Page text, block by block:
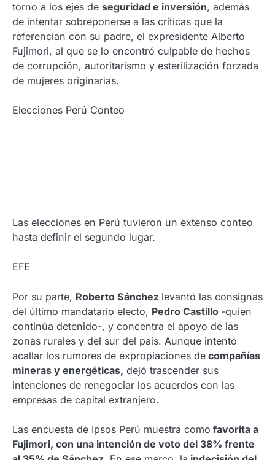
torno a los ejes de seguridad e inversión, además
de intentar sobreponerse a las críticas que la
referencian con su padre, el expresidente Alberto
Fujimori, al que se lo encontró culpable de hechos
de corrupción, autoritarismo y esterilización forzada
de mujeres originarias.
Elecciones Perú Conteo
Las elecciones en Perú tuvieron un extenso conteo
hasta definir el segundo lugar.
EFE
Por su parte, Roberto Sánchez levantó las consignas
del último mandatario electo, Pedro Castillo -quien
continúa detenido-, y concentra el apoyo de las
zonas rurales y del sur del país. Aunque intentó
acallar los rumores de expropiaciones de compañías
mineras y energéticas, dejó trascender sus
intenciones de renegociar los acuerdos con las
empresas de capital extranjero.
Las encuesta de Ipsos Perú muestra como favorita a
Fujimori, con una intención de voto del 38% frente